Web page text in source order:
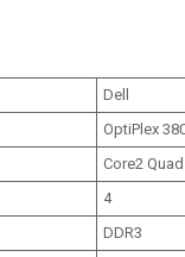
Dell
OptiPlex
Core2
4
DDR3